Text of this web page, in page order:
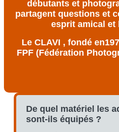
débutants et
partagent questions et
esprit amical et
Le CLAVI , fondé
FPF (Fédération
De quel matériel les
sont-ils équipés ?